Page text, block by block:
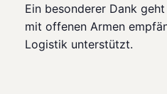
Ein besonderer Dank
mit offenen Armen
Logistik unterstützt.